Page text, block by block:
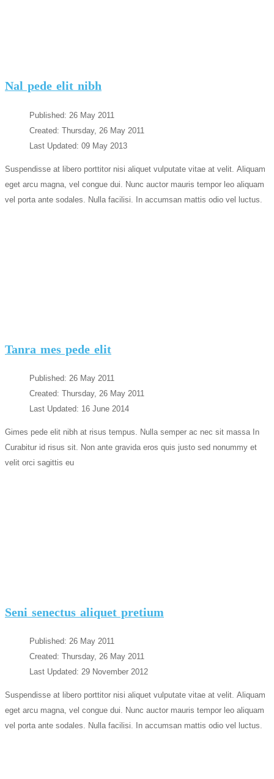
Nal pede elit nibh
Published: 26 May 2011
Created: Thursday, 26 May 2011
Last Updated: 09 May 2013
Suspendisse at libero porttitor nisi aliquet vulputate vitae at velit. Aliquam
eget arcu magna, vel congue dui. Nunc auctor mauris tempor leo aliquam
vel porta ante sodales. Nulla facilisi. In accumsan mattis odio vel luctus.
Tanra mes pede elit
Published: 26 May 2011
Created: Thursday, 26 May 2011
Last Updated: 16 June 2014
Gimes pede elit nibh at risus tempus. Nulla semper ac nec sit massa In
Curabitur id risus sit. Non ante gravida eros quis justo sed nonummy et
velit orci sagittis eu
Seni senectus aliquet pretium
Published: 26 May 2011
Created: Thursday, 26 May 2011
Last Updated: 29 November 2012
Suspendisse at libero porttitor nisi aliquet vulputate vitae at velit. Aliquam
eget arcu magna, vel congue dui. Nunc auctor mauris tempor leo aliquam
vel porta ante sodales. Nulla facilisi. In accumsan mattis odio vel luctus.